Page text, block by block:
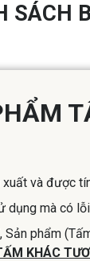
SÁCH
và được
dụng mà có
, Sản phẩm
KHÁC